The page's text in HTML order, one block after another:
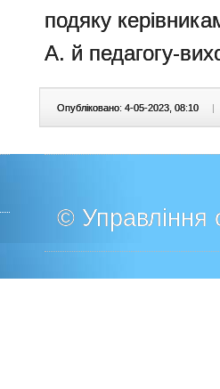
подяку
А. й педагогу-
Опубліковано: 4-05-2023, 08:10 |
© Управління